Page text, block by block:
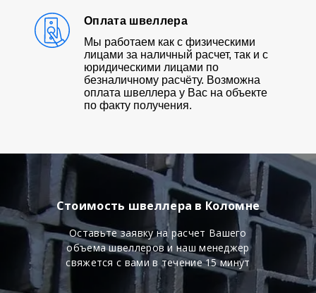
Оплата швеллера
Мы работаем как с физическими
лицами за наличный расчет, так и с
юридическими лицами по
безналичному расчёту. Возможна
оплата швеллера у Вас на объекте
по факту получения.
Стоимость швеллера в Коломне
Оставьте заявку на расчет Вашего
объема швеллеров и наш менеджер
свяжется с вами в течение 15 минут